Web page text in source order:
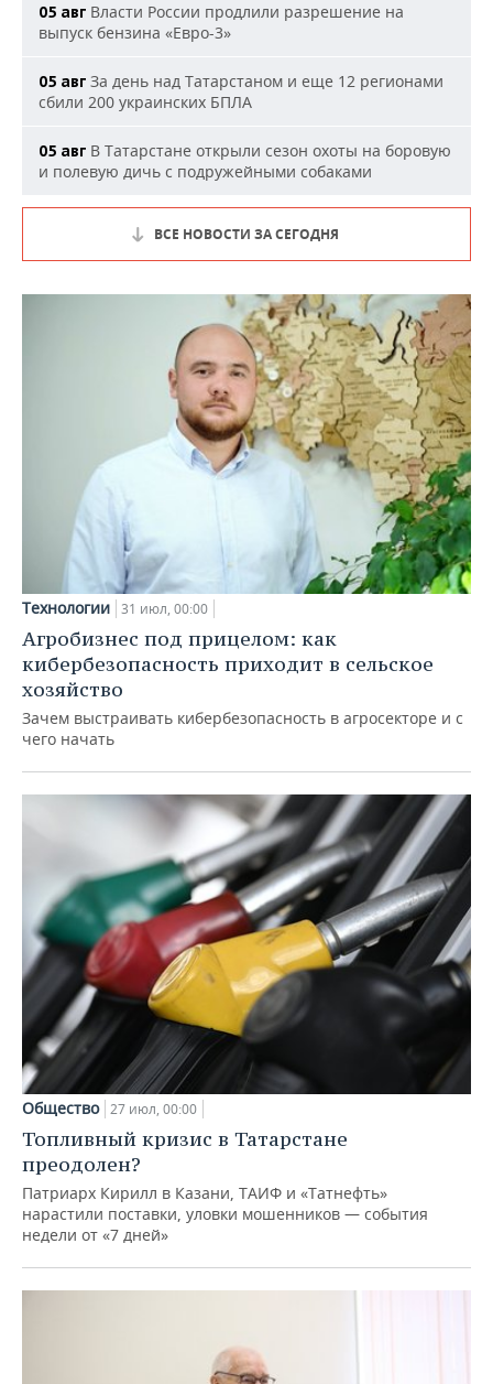
05 авг Власти России продлили разрешение на
выпуск бензина «Евро-3»
05 авг За день над Татарстаном и еще 12 регионами
сбили 200 украинских БПЛА
05 авг В Татарстане открыли сезон охоты на боровую
и полевую дичь с подружейными собаками
ВСЕ НОВОСТИ ЗА СЕГОДНЯ
Технологии 31 июл, 00:00
Агробизнес под прицелом: как
кибербезопасность приходит в сельское
хозяйство
Зачем выстраивать кибербезопасность в агросекторе и с
чего начать
Общество 27 июл, 00:00
Топливный кризис в Татарстане
преодолен?
Патриарх Кирилл в Казани, ТАИФ и «Татнефть»
нарастили поставки, уловки мошенников — события
недели от «7 дней»